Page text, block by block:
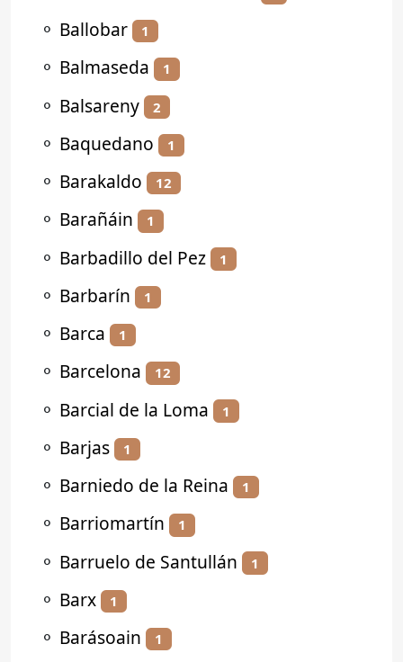
⚬ Ballobar 1
⚬ Balmaseda 1
⚬ Balsareny 2
⚬ Baquedano 1
⚬ Barakaldo 12
⚬ Barañáin 1
⚬ Barbadillo del Pez 1
⚬ Barbarín 1
⚬ Barca 1
⚬ Barcelona 12
⚬ Barcial de la Loma 1
⚬ Barjas 1
⚬ Barniedo de la Reina 1
⚬ Barriomartín 1
⚬ Barruelo de Santullán 1
⚬ Barx 1
⚬ Barásoain 1